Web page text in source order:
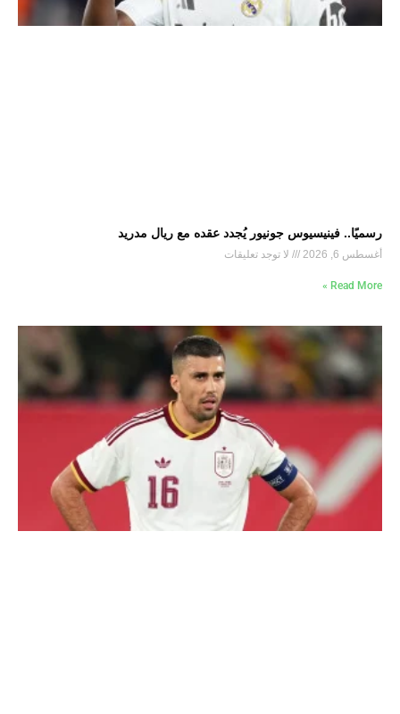
رسميًا.. فينيسيوس جونيور يُجدد عقده مع ريال مدريد
أغسطس 6, 2026 لا توجد تعليقات
Read More »